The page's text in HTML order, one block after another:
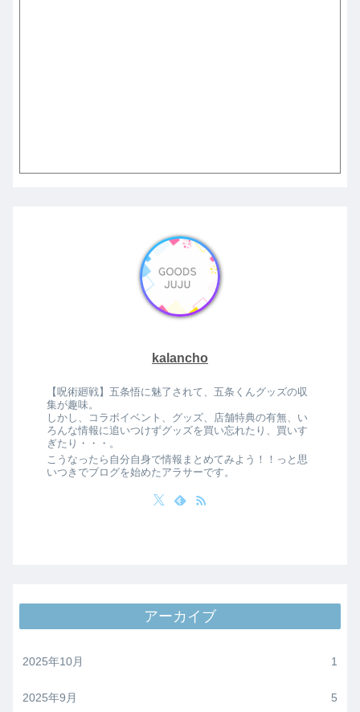
kalancho
【呪術廻戦】五条悟に魅了されて、五条くんグッズの収
集が趣味。
しかし、コラボイベント、グッズ、店舗特典の有無、い
ろんな情報に追いつけずグッズを買い忘れたり、買いす
ぎたり・・・。
こうなったら自分自身で情報まとめてみよう！！っと思
いつきでブログを始めたアラサーです。
アーカイブ
2025年10月 1
2025年9月 5